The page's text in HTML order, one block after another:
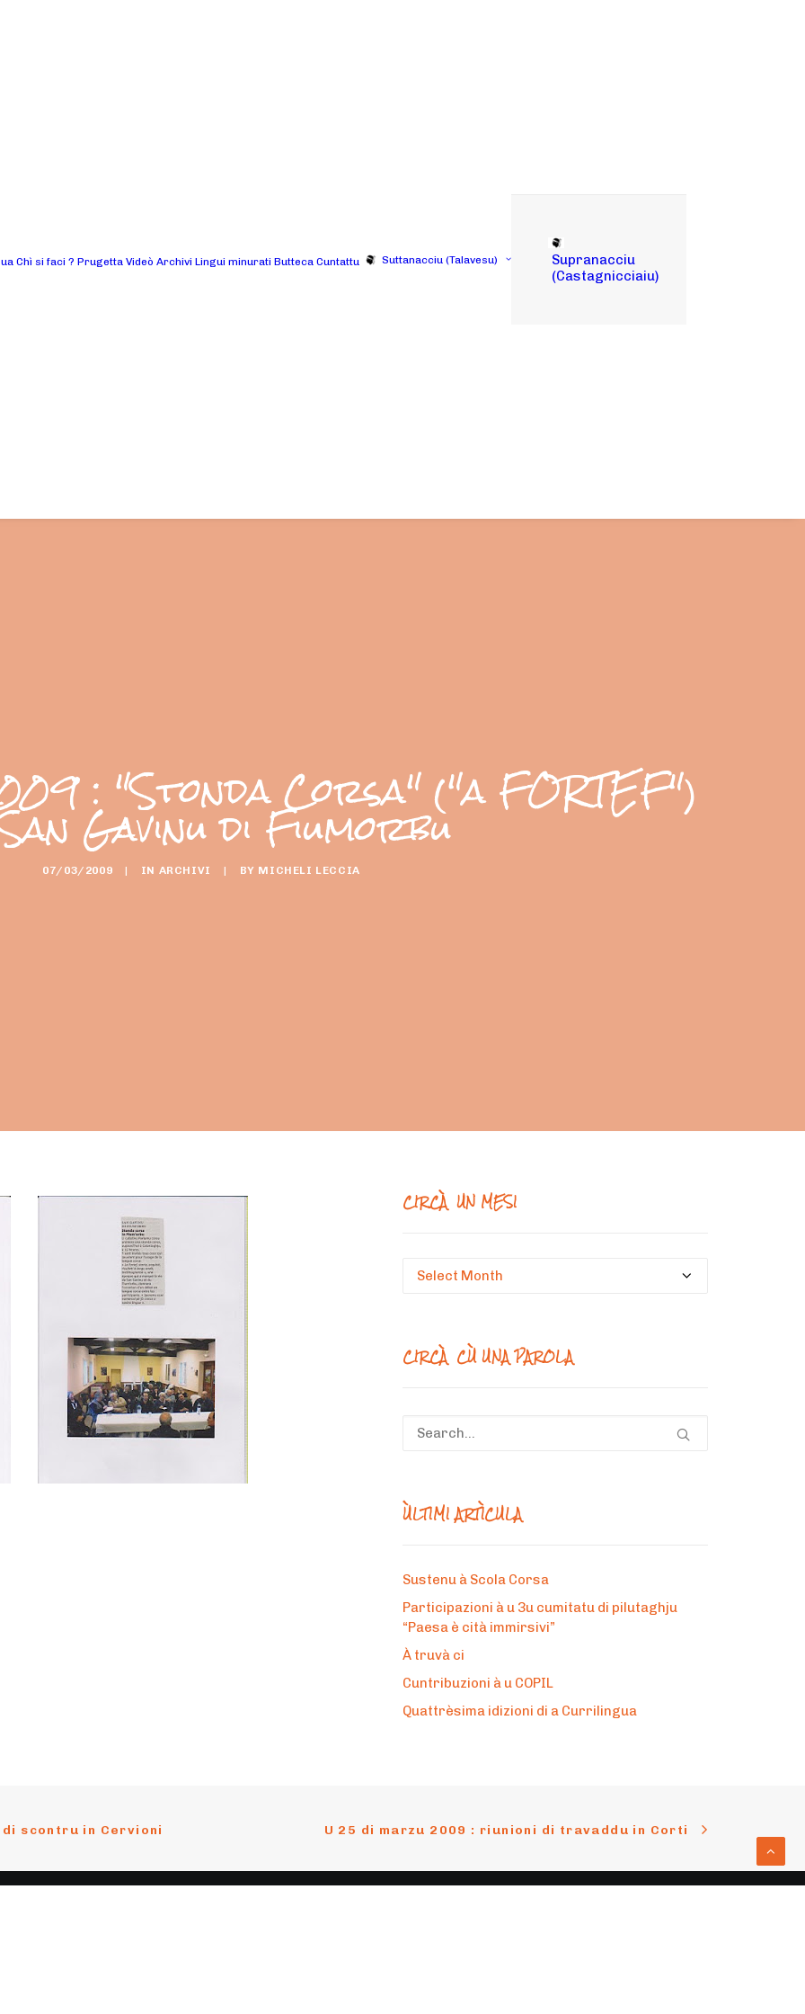
Chì si faci ? Prugetta Videò Archivi Lingui minurati Butteca Cuntattu Suttanacciu (Talavesu)
Supranacciu
(Castagnicciaiu)
: "Stonda Corsa" ("a FORTEF")
Gavinu di Fiumorbu
07/03/2009 | IN ARCHIVI | BY MICHELI LECCIA
CIRCÀ UN MESI
Circà
CIRCÀ CÙ UNA PAROLA
ÙLTIMI ARTÌCULA
Sustenu à Scola Corsa
Participazioni à u 3u cumitatu di pilutaghju
“Paesa è cità immirsivi”
À truvà ci
Cuntribuzioni à u COPIL
Quattrèsima idizioni di a Currilingua
scontru in Cervioni U 25 di marzu 2009 : riunioni di travaddu in Corti